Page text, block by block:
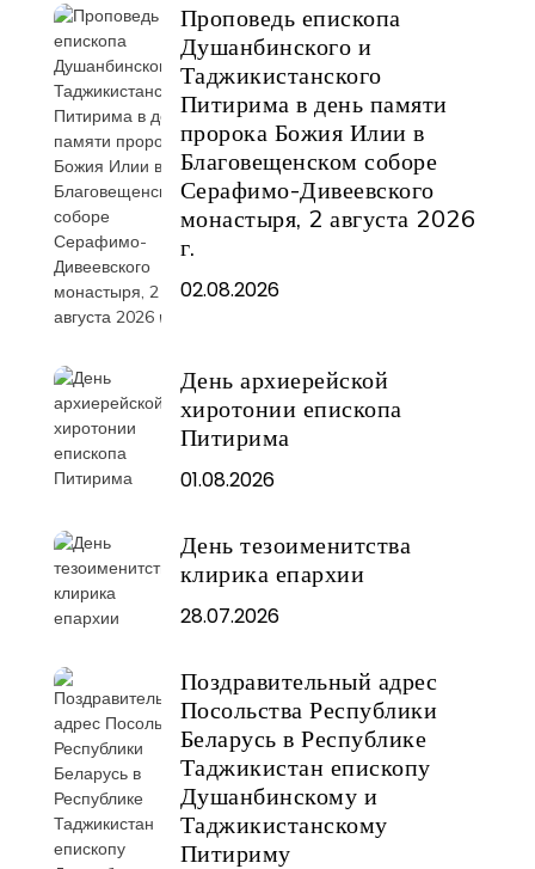
Проповедь епископа
Душанбинского и
Таджикистанского
Питирима в день памяти
пророка Божия Илии в
Благовещенском соборе
Серафимо-Дивеевского
монастыря, 2 августа 2026
г.
02.08.2026
День архиерейской
хиротонии епископа
Питирима
01.08.2026
День тезоименитства
клирика епархии
28.07.2026
Поздравительный адрес
Посольства Республики
Беларусь в Республике
Таджикистан епископу
Душанбинскому и
Таджикистанскому
Питириму